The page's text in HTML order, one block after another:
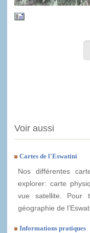
Voir aussi
Cartes de l'Eswatini
Nos différentes
explorer: carte
vue satellite. Pour
géographie de
Informations pratiques